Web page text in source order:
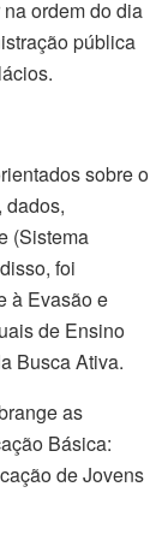
ordem do dia
pública
sobre o
dados,
(Sistema
foi
à Evasão e
de Ensino
Busca Ativa.
as
Básica:
de Jovens